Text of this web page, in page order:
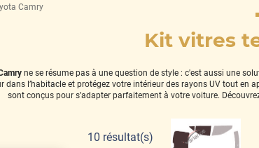
Camry
Kit vitres
ne se résume pas à une question de style : c'est aussi une
dans l’habitacle et protégez votre intérieur des rayons UV tout
sont conçus pour s’adapter parfaitement à votre voiture.
10 résultat(s)